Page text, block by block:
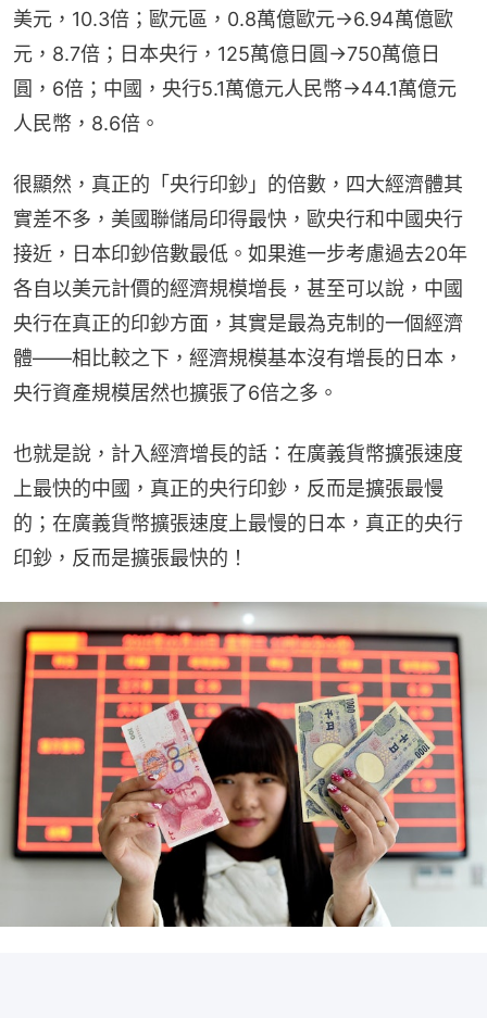
美元，10.3倍；歐元區，0.8萬億歐元→6.94萬億歐
元，8.7倍；日本央行，125萬億日圓→750萬億日
圓，6倍；中國，央行5.1萬億元人民幣→44.1萬億元
人民幣，8.6倍。
很顯然，真正的「央行印鈔」的倍數，四大經濟體其
實差不多，美國聯儲局印得最快，歐央行和中國央行
接近，日本印鈔倍數最低。如果進一步考慮過去20年
各自以美元計價的經濟規模增長，甚至可以說，中國
央行在真正的印鈔方面，其實是最為克制的一個經濟
體——相比較之下，經濟規模基本沒有增長的日本，
央行資產規模居然也擴張了6倍之多。
也就是說，計入經濟增長的話：在廣義貨幣擴張速度
上最快的中國，真正的央行印鈔，反而是擴張最慢
的；在廣義貨幣擴張速度上最慢的日本，真正的央行
印鈔，反而是擴張最快的！